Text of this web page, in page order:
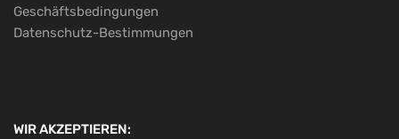
Geschäftsbedingungen
Datenschutz-Bestimmungen
WIR AKZEPTIEREN: